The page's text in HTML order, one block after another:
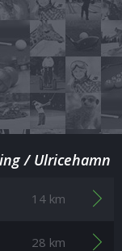
/ Ulricehamn
14 km
28 km